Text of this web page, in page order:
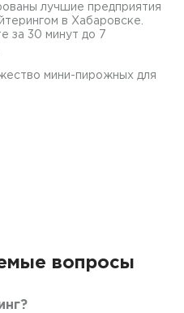
лучшие предприятия
в Хабаровске.
за 30 минут до 7
мини-пирожных для
вопросы